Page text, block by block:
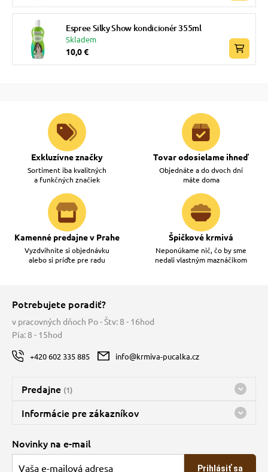
Espree Silky Show kondicionér 355ml
Skladem
10,0 €
Exkluzívne značky
Sortiment iba kvalitných
a funkčných značiek
Tovar odosielame ihneď
Objednáte a do dvoch dní
máte doma
Kamenné predajne v Prahe
Vyzdvihnite si objednávku
alebo si príďte pre radu
Špičkové krmivá
Neponúkame nič, čo by sme
nedali vlastným maznáčikom
Potrebujete poradiť?
v pracovných dňoch Po - Štv: 8 - 16hod
Pia: 8 - 15hod
+420 602 335 885 info@krmiva-pucalka.cz
Predajne (1)
Predajňa a sklad Kbely
nes máme otvorené 08:00 - 15:00
Informácie pre zákazníkov
O spoločnosti
Novinky na e-mail
Prihlásiť sa